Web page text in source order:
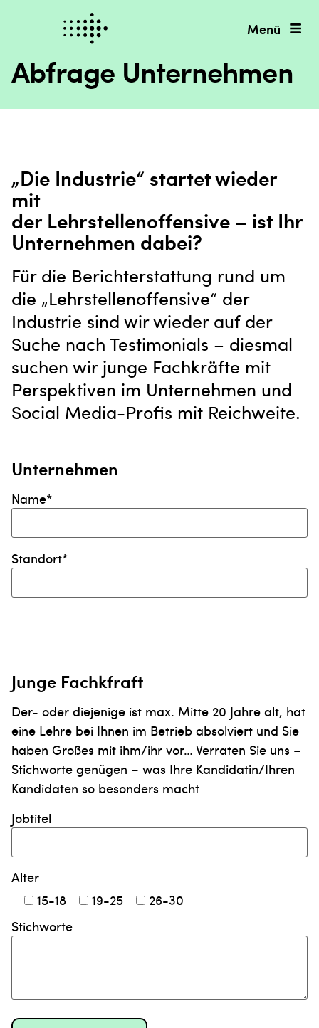
Menü
Abfrage Unternehmen
„Die Industrie“ startet wieder
mit
der Lehrstellenoffensive – ist Ihr
Unternehmen dabei?
Für die Berichterstattung rund um
die „Lehrstellenoffensive“ der
Industrie sind wir wieder auf der
Suche nach Testimonials – diesmal
suchen wir junge Fachkräfte mit
Perspektiven im Unternehmen und
Social Media-Profis mit Reichweite.
Unternehmen
Name*
Standort*
Junge Fachkfraft
Der- oder diejenige ist max. Mitte 20 Jahre alt, hat
eine Lehre bei Ihnen im Betrieb absolviert und Sie
haben Großes mit ihm/ihr vor… Verraten Sie uns –
Stichworte genügen – was Ihre Kandidatin/Ihren
Kandidaten so besonders macht
Jobtitel
Alter
15-18
19-25
26-30
Stichworte